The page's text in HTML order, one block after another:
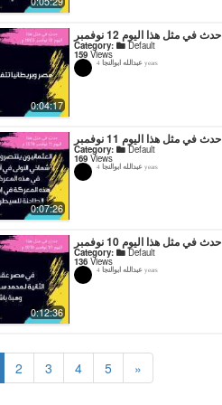
0:04:17
حدث في مثل هذا اليوم 12 نوفمبر
Category: Default
159 Views
عبدالله ابوالنجا 4 years
0:07:26
حدث في مثل هذا اليوم 11 نوفمبر
Category: Default
169 Views
عبدالله ابوالنجا 4 years
0:12:36
حدث في مثل هذا اليوم 10 نوفمبر
Category: Default
136 Views
عبدالله ابوالنجا 4 years
2 3 4 5 »